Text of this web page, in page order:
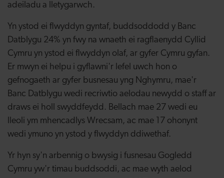
adeiladu a lletygarwch.
Yn ystod ei flwyddyn gyntaf, buddsoddodd y Banc
Datblygu 24% yn fwy na wnaeth ei ragflaenydd Cyllid
Cymru yn ystod ei flwyddyn olaf, ar gyfer Cymru gyfan.
Er mwyn ei helpu i gyflawni'r lefel uwch hon o
gefnogaeth ar gyfer busnesau yng Nghymru, mae'r
Banc Datblygu wedi recriwtio aelodau newydd o staff ar
draws ei holl swyddfeydd. Bellach mae 27 wedi eu
lleoli ym mhencadlys Wrecsam, ac mae 17 ohonynt
wedi ymuno yn ystod y flwyddyn ddiwethaf.
Yr hyn sy'n arbennig o bwysig i fusnesau Gogledd
Cymru yw'r timau buddsoddi, ac mae wyth aelod